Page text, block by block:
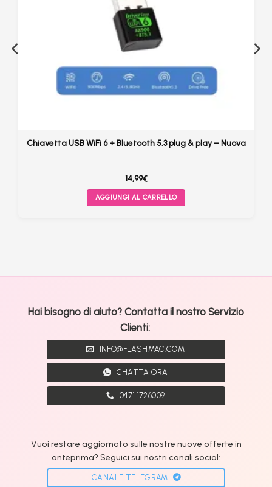
Chiavetta USB WiFi 6 + Bluetooth 5.3 plug & play – Nuova
14,99€
AGGIUNGI AL CARRELLO
Hai bisogno di aiuto? Contatta il nostro Servizio
Clienti:
INFO@FLASHMAC.COM
CHATTA ORA
0471 1726009
Vuoi restare aggiornato sulle nostre nuove offerte in
anteprima? Seguici sui nostri canali social:
CANALE TELEGRAM